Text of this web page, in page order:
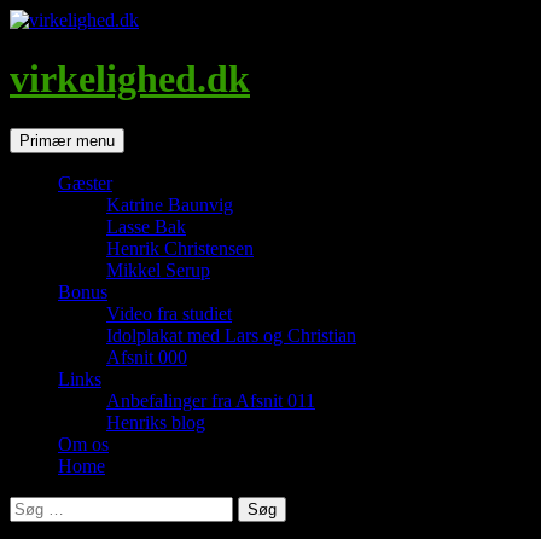
Hop
indhold
virkelighed.dk
SøgPrimær menu
Gæster
Katrine Baunvig
Lasse Bak
Henrik Christensen
Mikkel Serup
Bonus
Video fra studiet
Idolplakat med Lars og Christian
Afsnit 000
Links
Anbefalinger fra Afsnit 011
Henriks blog
Om os
Home
Søg
efter: